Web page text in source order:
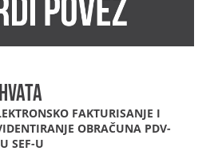
FAKTURISANJE I
OBRAČUNA PDV-
SEF-U